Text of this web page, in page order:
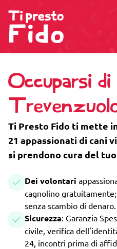
Occuparsi
Ti Presto Fido ti mette
21 appassionati di cani
si prendono cura del
Dei volontari
cagnolino
senza scambio di denaro.
Sicurezza: Garanzia
civile, verifica
24, incontri prima di